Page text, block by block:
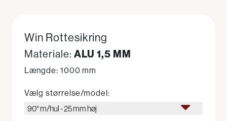
Win Rottesikring
Materiale: ALU 1,5 MM
Længde: 1000 mm
Vælg størrelse/model:
90° m/hul - 25 mm høj